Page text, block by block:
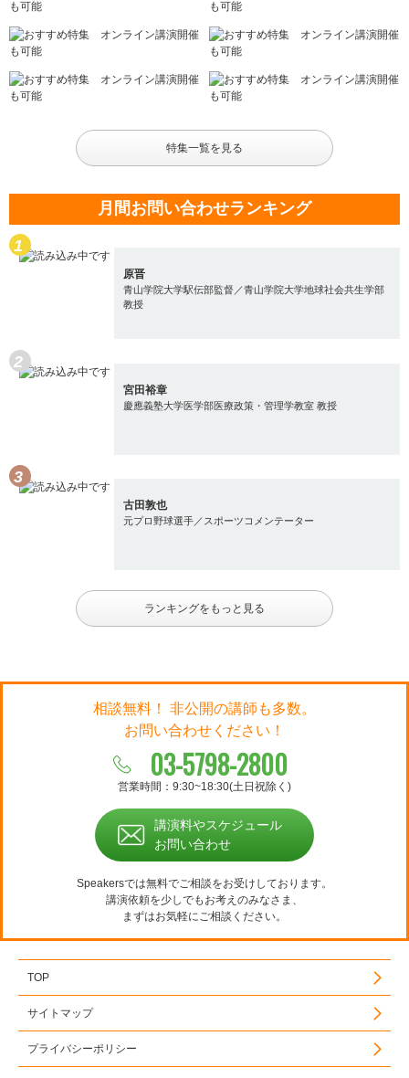
特集一覧を見る
月間お問い合わせランキング
原晋
青山学院大学駅伝部監督／青山学院大学地球社会共生学部
教授
宮田裕章
慶應義塾大学医学部医療政策・管理学教室 教授
古田敦也
元プロ野球選手／スポーツコメンテーター
ランキングをもっと見る
相談無料！ 非公開の講師も多数。
お問い合わせください！
03-5798-2800
営業時間：9:30~18:30(土日祝除く)
講演料やスケジュール
お問い合わせ
Speakersでは無料でご相談をお受けしております。
講演依頼を少しでもお考えのみなさま、
まずはお気軽にご相談ください。
TOP
サイトマップ
プライバシーポリシー